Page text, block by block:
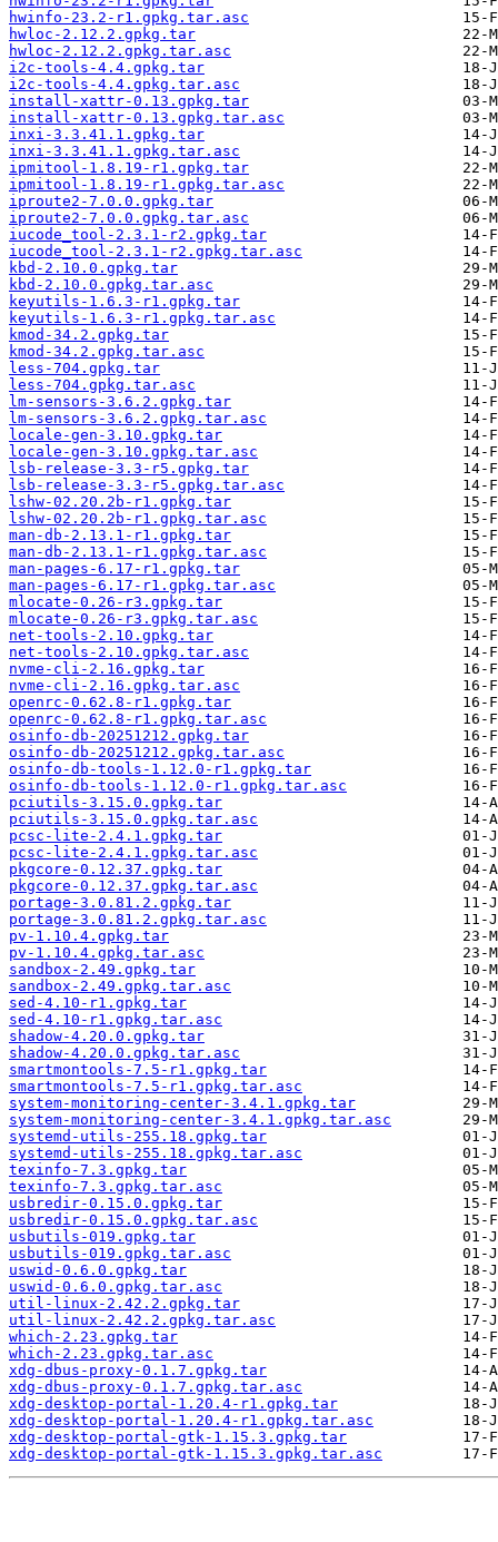
hwinfo-23.2-r1.gpkg.tar.asc
hwloc-2.12.2.gpkg.tar
hwloc-2.12.2.gpkg.tar.asc
i2c-tools-4.4.gpkg.tar
i2c-tools-4.4.gpkg.tar.asc
install-xattr-0.13.gpkg.tar
install-xattr-0.13.gpkg.tar.asc
inxi-3.3.41.1.gpkg.tar
inxi-3.3.41.1.gpkg.tar.asc
ipmitool-1.8.19-r1.gpkg.tar
ipmitool-1.8.19-r1.gpkg.tar.asc
iproute2-7.0.0.gpkg.tar
iproute2-7.0.0.gpkg.tar.asc
iucode_tool-2.3.1-r2.gpkg.tar
iucode_tool-2.3.1-r2.gpkg.tar.asc
kbd-2.10.0.gpkg.tar
kbd-2.10.0.gpkg.tar.asc
keyutils-1.6.3-r1.gpkg.tar
keyutils-1.6.3-r1.gpkg.tar.asc
kmod-34.2.gpkg.tar
kmod-34.2.gpkg.tar.asc
less-704.gpkg.tar
less-704.gpkg.tar.asc
lm-sensors-3.6.2.gpkg.tar
lm-sensors-3.6.2.gpkg.tar.asc
locale-gen-3.10.gpkg.tar
locale-gen-3.10.gpkg.tar.asc
lsb-release-3.3-r5.gpkg.tar
lsb-release-3.3-r5.gpkg.tar.asc
lshw-02.20.2b-r1.gpkg.tar
lshw-02.20.2b-r1.gpkg.tar.asc
man-db-2.13.1-r1.gpkg.tar
man-db-2.13.1-r1.gpkg.tar.asc
man-pages-6.17-r1.gpkg.tar
man-pages-6.17-r1.gpkg.tar.asc
mlocate-0.26-r3.gpkg.tar
mlocate-0.26-r3.gpkg.tar.asc
net-tools-2.10.gpkg.tar
net-tools-2.10.gpkg.tar.asc
nvme-cli-2.16.gpkg.tar
nvme-cli-2.16.gpkg.tar.asc
openrc-0.62.8-r1.gpkg.tar
openrc-0.62.8-r1.gpkg.tar.asc
osinfo-db-20251212.gpkg.tar
osinfo-db-20251212.gpkg.tar.asc
osinfo-db-tools-1.12.0-r1.gpkg.tar
osinfo-db-tools-1.12.0-r1.gpkg.tar.asc
pciutils-3.15.0.gpkg.tar
pciutils-3.15.0.gpkg.tar.asc
pcsc-lite-2.4.1.gpkg.tar
pcsc-lite-2.4.1.gpkg.tar.asc
pkgcore-0.12.37.gpkg.tar
pkgcore-0.12.37.gpkg.tar.asc
portage-3.0.81.2.gpkg.tar
portage-3.0.81.2.gpkg.tar.asc
pv-1.10.4.gpkg.tar
pv-1.10.4.gpkg.tar.asc
sandbox-2.49.gpkg.tar
sandbox-2.49.gpkg.tar.asc
sed-4.10-r1.gpkg.tar
sed-4.10-r1.gpkg.tar.asc
shadow-4.20.0.gpkg.tar
shadow-4.20.0.gpkg.tar.asc
smartmontools-7.5-r1.gpkg.tar
smartmontools-7.5-r1.gpkg.tar.asc
system-monitoring-center-3.4.1.gpkg.tar
system-monitoring-center-3.4.1.gpkg.tar.asc
systemd-utils-255.18.gpkg.tar
systemd-utils-255.18.gpkg.tar.asc
texinfo-7.3.gpkg.tar
texinfo-7.3.gpkg.tar.asc
usbredir-0.15.0.gpkg.tar
usbredir-0.15.0.gpkg.tar.asc
usbutils-019.gpkg.tar
usbutils-019.gpkg.tar.asc
uswid-0.6.0.gpkg.tar
uswid-0.6.0.gpkg.tar.asc
util-linux-2.42.2.gpkg.tar
util-linux-2.42.2.gpkg.tar.asc
which-2.23.gpkg.tar
which-2.23.gpkg.tar.asc
xdg-dbus-proxy-0.1.7.gpkg.tar
xdg-dbus-proxy-0.1.7.gpkg.tar.asc
xdg-desktop-portal-1.20.4-r1.gpkg.tar
xdg-desktop-portal-1.20.4-r1.gpkg.tar.asc
xdg-desktop-portal-gtk-1.15.3.gpkg.tar
xdg-desktop-portal-gtk-1.15.3.gpkg.tar.asc